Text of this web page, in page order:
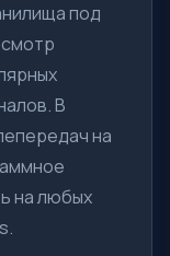
под
В
на
на любых